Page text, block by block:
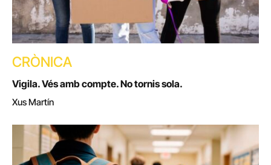
CRÒNICA
Vigila. Vés amb compte. No tornis sola.
Xus Martín